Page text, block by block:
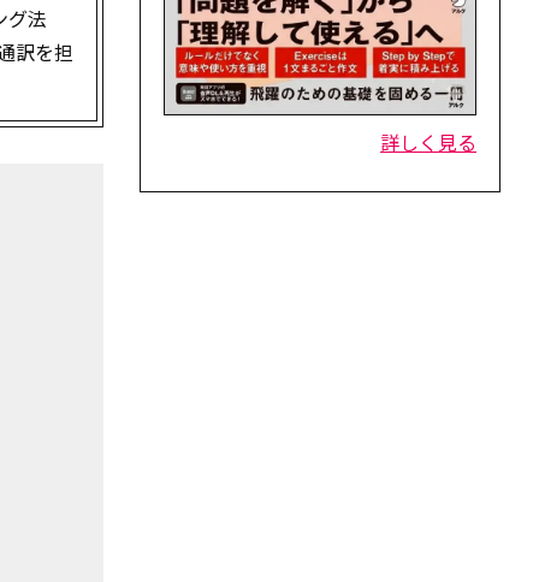
グ法
訳を担
詳しく見る